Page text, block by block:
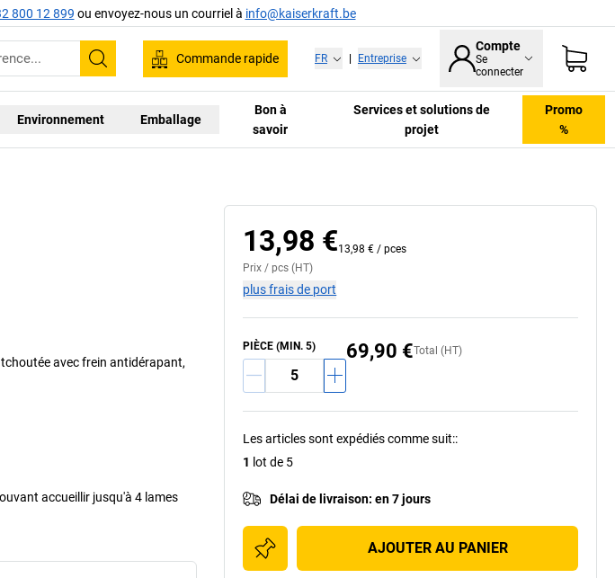
800 12 899 ou envoyez-nous un courriel à info@kaiserkraft.be
Recherche
Commande rapide FR Entreprise
Compte
Se
connecter
Environnement Emballage
Bon à
savoir
Services et solutions de
projet
Promo
%
avec frein antidérapant,
accueillir jusqu'à 4 lames
13,98 €13,98 € /pces
Prix /pcs (HT)
plus frais de port
PIÈCE (MIN. 5) Total (HT)
69,90 €
Les articles sont expédiés comme suit::
1 lot de 5
Délai de livraison:en 7 jours
AJOUTER AU PANIER